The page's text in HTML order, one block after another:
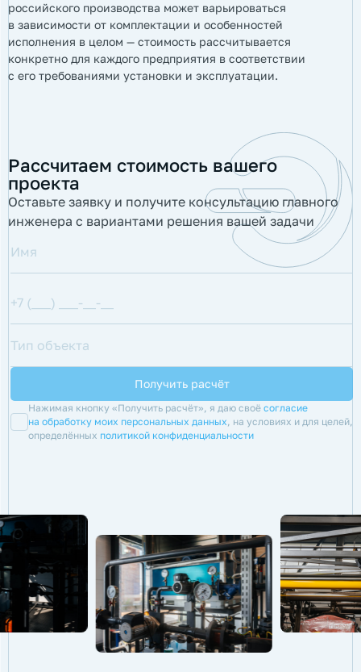
российского производства может варьироваться
в зависимости от комплектации и особенностей
исполнения в целом — стоимость рассчитывается
конкретно для каждого предприятия в соответствии
с его требованиями установки и эксплуатации.
Рассчитаем стоимость вашего
проекта
Оставьте заявку и получите консультацию главного
инженера с вариантами решения вашей задачи
Нажимая кнопку «Получить расчёт», я даю своё согласие
на обработку моих персональных данных, на условиях и для целей,
определённых политикой конфиденциальности